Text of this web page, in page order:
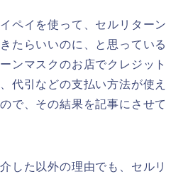
ペイを使って、セルリターン
たらいいのに、と思っている
ンマスクのお店でクレジット
代引などの支払い方法が使え
で、その結果を記事にさせて
した以外の理由でも、セルリ